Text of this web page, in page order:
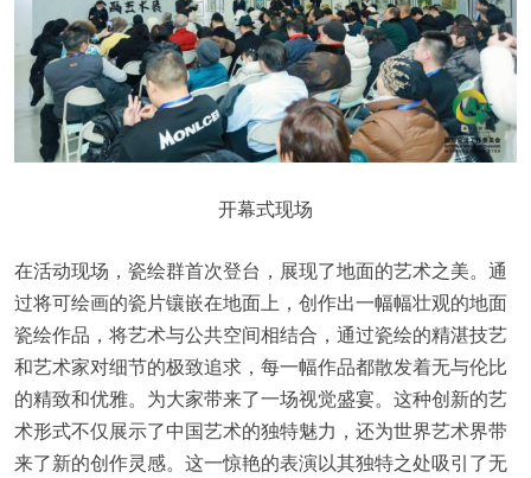
开幕式现场
在活动现场，瓷绘群首次登台，展现了地面的艺术之美。通
过将可绘画的瓷片镶嵌在地面上，创作出一幅幅壮观的地面
瓷绘作品，将艺术与公共空间相结合，通过瓷绘的精湛技艺
和艺术家对细节的极致追求，每一幅作品都散发着无与伦比
的精致和优雅。为大家带来了一场视觉盛宴。这种创新的艺
术形式不仅展示了中国艺术的独特魅力，还为世界艺术界带
来了新的创作灵感。这一惊艳的表演以其独特之处吸引了无